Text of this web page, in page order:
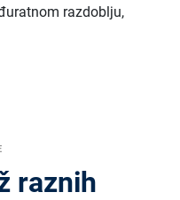
razdoblju,
raznih